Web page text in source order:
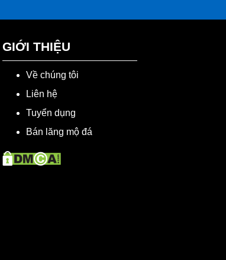
GIỚI THIỆU
Về chúng tôi
Liên hệ
Tuyển dụng
Bán lăng mộ đá